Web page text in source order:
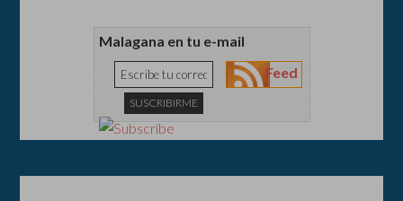
Malagana en tu e-mail
Feed